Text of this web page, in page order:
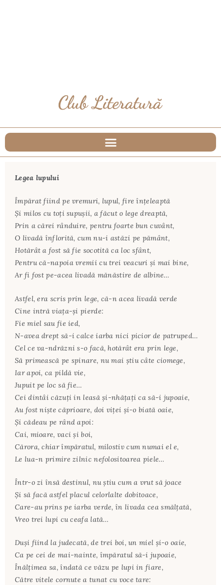
Legea lupului
Împărat fiind pe vremuri, lupul, fire înţeleaptă
Şi milos cu toţi supuşii, a făcut o lege dreaptă,
Prin a cărei rânduire, pentru foarte bun cuvânt,
O livadă înflorită, cum nu-i astăzi pe pământ,
Hotărât a fost să fie socotită ca loc sfânt,
Pentru că-napoia vremii cu trei veacuri şi mai bine,
Ar fi fost pe-acea livadă mănăstire de albine…
Astfel, era scris prin lege, că-n acea livadă verde
Cine intră viaţa-şi pierde:
Fie miel sau fie ied,
N-avea drept să-i calce iarba nici picior de patruped…
Cel ce va-ndrăzni s-o facă, hotărât era prin lege,
Să primească pe spinare, nu mai ştiu câte ciomege,
Iar apoi, ca pildă vie,
Jupuit pe loc să fie…
Cei dintâi căzuţi in leasă şi-nhăţaţi ca să-i jupoaie,
Au fost nişte căprioare, doi viţei şi-o biată oaie,
Şi cădeau pe rând apoi:
Cai, mioare, vaci şi boi,
Cărora, chiar împăratul, milostiv cum numai el e,
Le lua-n primire zilnic nefolositoarea piele…
Într-o zi însă destinul, nu ştiu cum a vrut să joace
Şi să facă astfel placul celorlalte dobitoace,
Care-au prins pe iarba verde, în livada cea smălţată,
Vreo trei lupi cu ceafa lată…
Duşi fiind la judecată, de trei boi, un miel şi-o oaie,
Ca pe cei de mai-nainte, împăratul să-i jupoaie,
Înălţimea sa, îndată ce văzu pe lupi in fiare,
Către vitele cornute a tunat cu voce tare: